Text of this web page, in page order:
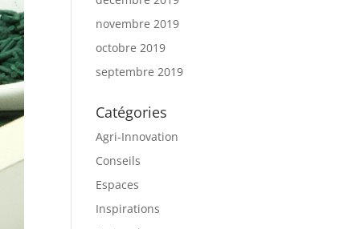
novembre 2019
octobre 2019
septembre 2019
Catégories
Agri-Innovation
Conseils
Espaces
Inspirations